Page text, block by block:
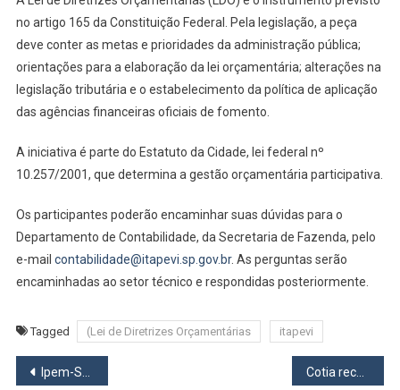
no artigo 165 da Constituição Federal. Pela legislação, a peça
deve conter as metas e prioridades da administração pública;
orientações para a elaboração da lei orçamentária; alterações na
legislação tributária e o estabelecimento da política de aplicação
das agências financeiras oficiais de fomento.
A iniciativa é parte do Estatuto da Cidade, lei federal nº
10.257/2001, que determina a gestão orçamentária participativa.
Os participantes poderão encaminhar suas dúvidas para o
Departamento de Contabilidade, da Secretaria de Fazenda, pelo
e-mail contabilidade@itapevi.sp.gov.br. As perguntas serão
encaminhadas ao setor técnico e respondidas posteriormente.
Tagged (Lei de Diretrizes Orçamentárias itapevi
Navegação
Ipem-SP encontra irregularidades em postos de combustíveis no Centro de Osasco, Presidente Altino e Jardim Conceição